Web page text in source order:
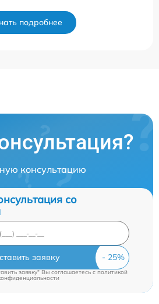
подробнее
консультацию
со
заявку
заявку" Вы соглашаетесь cполитикой